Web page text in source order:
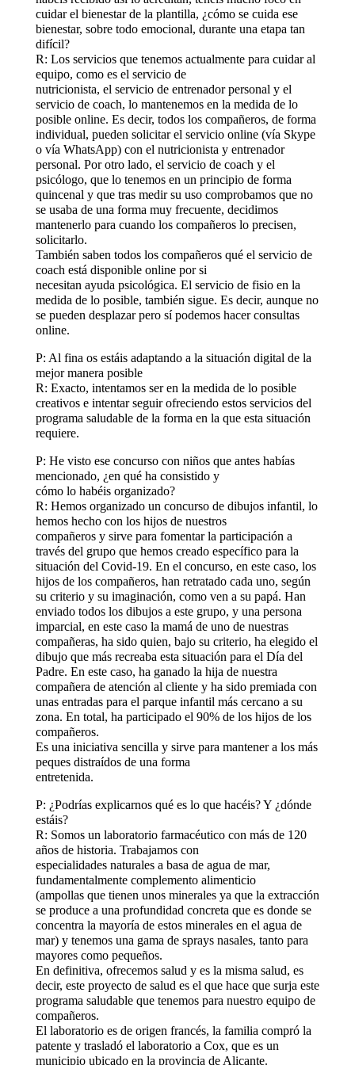
cuidar el bienestar de la plantilla, ¿cómo se cuida ese
bienestar, sobre todo emocional, durante una etapa tan
difícil?
R: Los servicios que tenemos actualmente para cuidar al
equipo, como es el servicio de
nutricionista, el servicio de entrenador personal y el
servicio de coach, lo mantenemos en la medida de lo
posible online. Es decir, todos los compañeros, de forma
individual, pueden solicitar el servicio online (vía Skype
o vía WhatsApp) con el nutricionista y entrenador
personal. Por otro lado, el servicio de coach y el
psicólogo, que lo tenemos en un principio de forma
quincenal y que tras medir su uso comprobamos que no
se usaba de una forma muy frecuente, decidimos
mantenerlo para cuando los compañeros lo precisen,
solicitarlo.
También saben todos los compañeros qué el servicio de
coach está disponible online por si
necesitan ayuda psicológica. El servicio de fisio en la
medida de lo posible, también sigue. Es decir, aunque no
se pueden desplazar pero sí podemos hacer consultas
online.
P: Al fina os estáis adaptando a la situación digital de la
mejor manera posible
R: Exacto, intentamos ser en la medida de lo posible
creativos e intentar seguir ofreciendo estos servicios del
programa saludable de la forma en la que esta situación
requiere.
P: He visto ese concurso con niños que antes habías
mencionado, ¿en qué ha consistido y
cómo lo habéis organizado?
R: Hemos organizado un concurso de dibujos infantil, lo
hemos hecho con los hijos de nuestros
compañeros y sirve para fomentar la participación a
través del grupo que hemos creado específico para la
situación del Covid-19. En el concurso, en este caso, los
hijos de los compañeros, han retratado cada uno, según
su criterio y su imaginación, como ven a su papá. Han
enviado todos los dibujos a este grupo, y una persona
imparcial, en este caso la mamá de uno de nuestras
compañeras, ha sido quien, bajo su criterio, ha elegido el
dibujo que más recreaba esta situación para el Día del
Padre. En este caso, ha ganado la hija de nuestra
compañera de atención al cliente y ha sido premiada con
unas entradas para el parque infantil más cercano a su
zona. En total, ha participado el 90% de los hijos de los
compañeros.
Es una iniciativa sencilla y sirve para mantener a los más
peques distraídos de una forma
entretenida.
P: ¿Podrías explicarnos qué es lo que hacéis? Y ¿dónde
estáis?
R: Somos un laboratorio farmacéutico con más de 120
años de historia. Trabajamos con
especialidades naturales a basa de agua de mar,
fundamentalmente complemento alimenticio
(ampollas que tienen unos minerales ya que la extracción
se produce a una profundidad concreta que es donde se
concentra la mayoría de estos minerales en el agua de
mar) y tenemos una gama de sprays nasales, tanto para
mayores como pequeños.
En definitiva, ofrecemos salud y es la misma salud, es
decir, este proyecto de salud es el que hace que surja este
programa saludable que tenemos para nuestro equipo de
compañeros.
El laboratorio es de origen francés, la familia compró la
patente y trasladó el laboratorio a Cox, que es un
municipio ubicado en la provincia de Alicante.